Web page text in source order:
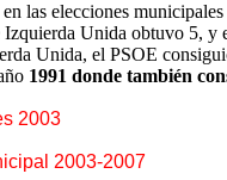
las elecciones
Izquierda Unida obtuvo 5, y
Unida, el PSOE
1991 donde también
2003
2003-2007